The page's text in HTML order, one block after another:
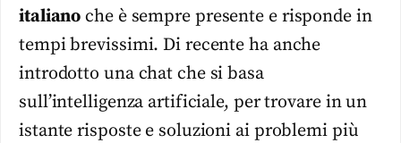
italiano che è sempre presente e risponde in
tempi brevissimi. Di recente ha anche
introdotto una chat che si basa
sull’intelligenza artificiale, per trovare in un
istante risposte e soluzioni ai problemi più